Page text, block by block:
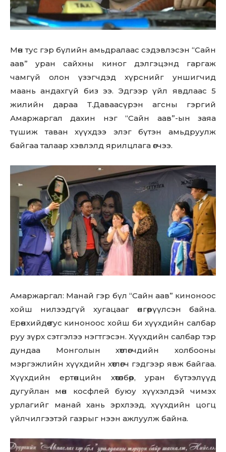
Мөн тус гэр бүлийн амьдралаас сэдэвлэсэн “Сайн
аав” уран сайхны киног дэлгэцэнд гаргаж
чамгүй олон үзэгчдэд хүрснийг уншигчид
маань андахгүй биз ээ. Эдгээр үйл явдлаас 5
жилийн дараа Т.Даваасүрэн агсны гэргий
Амаржаргал дахин нэг “Сайн аав”-ын заяа
түшиж таван хүүхдээ элэг бүтэн амьдруулж
байгаа талаар хэвлэлд ярилцлага өгчээ.
Амаржаргал: Манай гэр бүл “Сайн аав” киноноос
хойш нилээдгүй хугацааг өнгөрүүлсэн байна.
Ерөнхийдөө тус киноноос хойш би хүүхдийн салбар
руу зүрх сэтгэлээ нэгтгэсэн. Хүүхдийн салбар тэр
дундаа Монголын хөтлөгчдийн холбооны
мэргэжлийн хүүхдийн хөтлөгч гэдгээр явж байгаа.
Хүүхдийн ертөнцийн хөтөлбөр, уран бүтээлүүд
дугуйлан мөн косфлей буюу хүүхэлдэй чимэх
урлагийг манай хань эрхлээд, хүүхдийн цогц
үйлчилгээтэй газрыг нээн ажлуулж байна.